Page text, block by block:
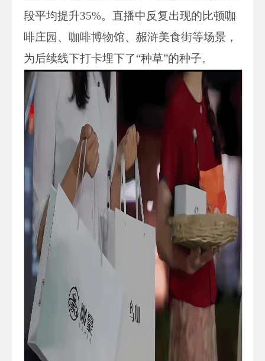
段平均提升35%。直播中反复出现的比顿咖
啡庄园、咖啡博物馆、赧浒美食街等场景，
为后续线下打卡埋下了“种草”的种子。